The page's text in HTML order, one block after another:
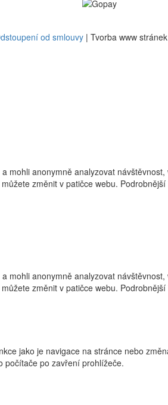
od smlouvy | Tvorba www stránek
anonymně analyzovat
změnit v patičce webu.
anonymně analyzovat
změnit v patičce webu.
jako je navigace na stránce nebo
počítače po zavření prohlížeče.